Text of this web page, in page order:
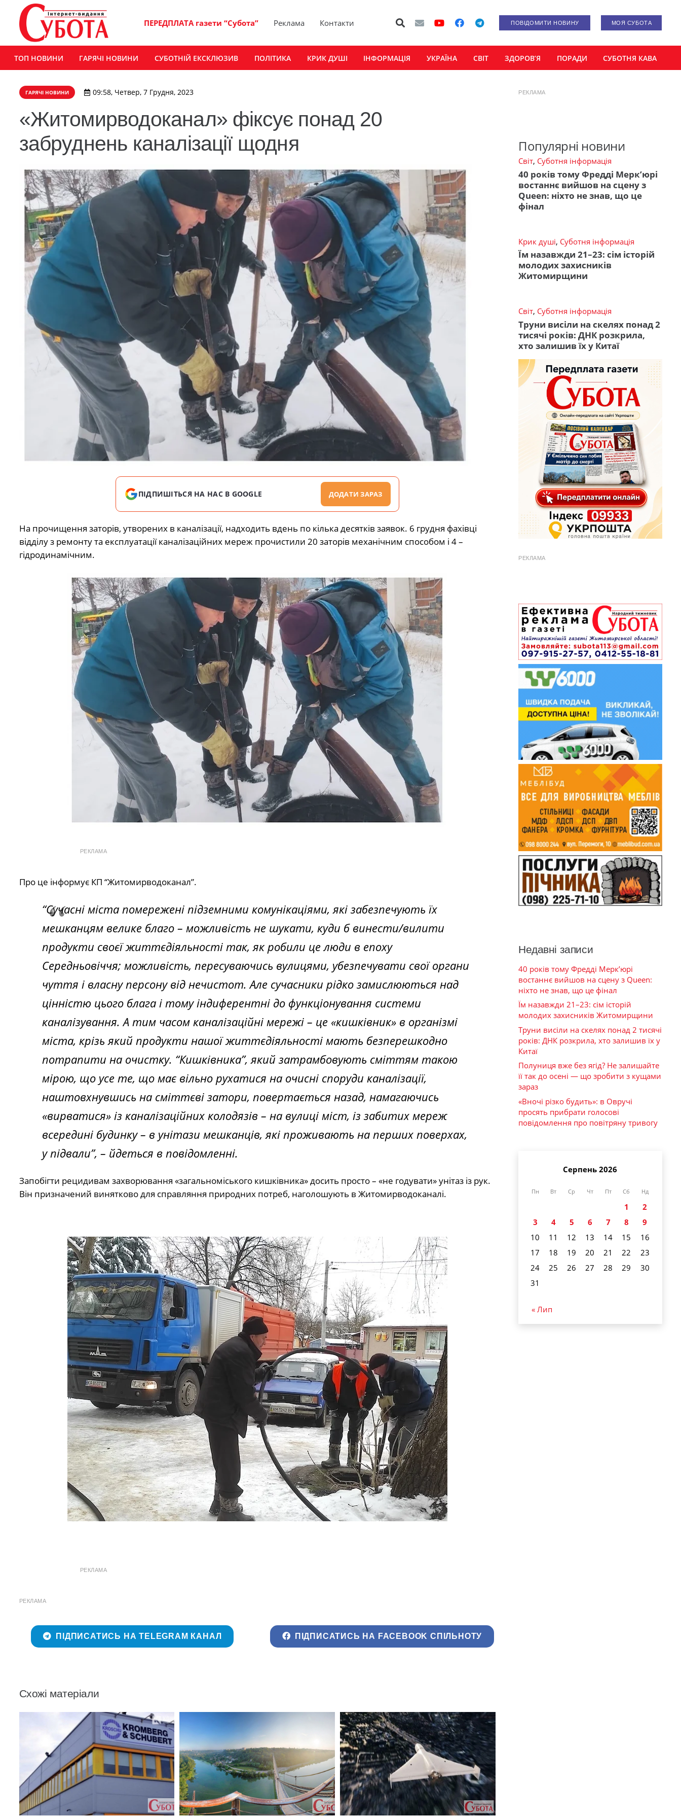
ПЕРЕДПЛАТА газети “Субота” Реклама Контакти ПОВІДОМИТИ НОВИНУ МОЯ СУБОТА
ТОП НОВИНИ ГАРЯЧІ НОВИНИ СУБОТНІЙ ЕКСКЛЮЗИВ ПОЛІТИКА КРИК ДУШІ ІНФОРМАЦІЯ УКРАЇНА СВІТ ЗДОРОВ’Я ПОРАДИ СУБОТНЯ КАВА
ГАРЯЧІ НОВИНИ 09:58, Четвер, 7 Грудня, 2023
«Житомирводоканал» фіксує понад 20
забруднень каналізації щодня
ПІДПИШІТЬСЯ НА НАС В GOOGLE ДОДАТИ ЗАРАЗ
На прочищення заторів, утворених в каналізації, надходить вдень по кілька десятків заявок. 6 грудня фахівці
відділу з ремонту та експлуатації каналізаційних мереж прочистили 20 заторів механічним способом і 4 –
гідродинамічним.
РЕКЛАМА
Про це інформує КП “Житомирводоканал”.
“Сучасні міста помережені підземними комунікаціями, які забезпечують їх
мешканцям велике благо – можливість не шукати, куди б винести/вилити
продукти своєї життєдіяльності так, як робили це люди в епоху
Середньовіччя; можливість, пересуваючись вулицями, убезпечувати свої органи
чуття і власну персону від нечистот. Але сучасники рідко замислюються над
цінністю цього блага і тому індиферентні до функціонування системи
каналізування. А тим часом каналізаційні мережі – це «кишківник» в організмі
міста, крізь який продукти нашої життєдіяльності мають безперешкодно
потрапити на очистку. “Кишківника”, який затрамбовують сміттям такою
мірою, що усе те, що має вільно рухатися на очисні споруди каналізації,
наштовхнувшись на сміттєві затори, повертається назад, намагаючись
«вирватися» із каналізаційних колодязів – на вулиці міст, із забитих мереж
всередині будинку – в унітази мешканців, які проживають на перших поверхах,
у підвали”, – йдеться в повідомленні.
Запобігти рецидивам захворювання «загальноміського кишківника» досить просто – «не годувати» унітаз із рук.
Він призначений винятково для справляння природних потреб, наголошують в Житомирводоканалі.
РЕКЛАМА
РЕКЛАМА
ПІДПИСАТИСЬ НА TELEGRAM КАНАЛ ПІДПИСАТИСЬ НА FACEBOOK СПІЛЬНОТУ
Схожі матеріали
РЕКЛАМА
Популярні новини
Світ, Суботня інформація
40 років тому Фредді Мерк’юрі
востаннє вийшов на сцену з
Queen: ніхто не знав, що це
фінал
Крик душі, Суботня інформація
Їм назавжди 21–23: сім історій
молодих захисників
Житомирщини
Світ, Суботня інформація
Труни висіли на скелях понад 2
тисячі років: ДНК розкрила,
хто залишив їх у Китаї
РЕКЛАМА
Недавні записи
40 років тому Фредді Мерк’юрі
востаннє вийшов на сцену з Queen:
ніхто не знав, що це фінал
Їм назавжди 21–23: сім історій
молодих захисників Житомирщини
Труни висіли на скелях понад 2 тисячі
років: ДНК розкрила, хто залишив їх у
Китаї
Полуниця вже без ягід? Не залишайте
її так до осені — що зробити з кущами
зараз
«Вночі різко будить»: в Овручі
просять прибрати голосові
повідомлення про повітряну тривогу
Серпень 2026
Пн Вт Ср Чт Пт Сб Нд
1
2
3
4 5 6 7 8
9
10
11 12 13 14 15
16
17
18 19 20 21 22
23
24
25 26 27 28 29
30
31
« Лип